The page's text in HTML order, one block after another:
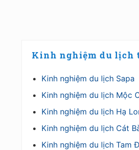
Primary
Sidebar
Kinh nghiệm du lịch
Kinh nghiệm du lịch Sapa
Kinh nghiệm du lịch Mộc
Kinh nghiệm du lịch Hạ
Kinh nghiệm du lịch Cát
Kinh nghiệm du lịch Tam